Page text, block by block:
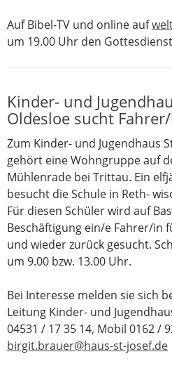
Auf Bibel-TV und online auf
um 19.00 Uhr den
Kinder- und
Oldesloe sucht
Zum Kinder- und Jugendhaus
gehört eine Wohngruppe auf
Mühlenrade bei Trittau. Ein
besucht die Schule in Reth-
Für diesen Schüler wird auf
Beschäftigung ein/e Fahrer/in
und wieder zurück gesucht.
um 9.00 bzw. 13.00 Uhr.
Bei Interesse melden sie sich
Leitung Kinder- und
04531 / 17 35 14, Mobil 0162 /
birgit.brauer@haus-st-josef.de